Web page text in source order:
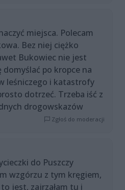
miejsca. Polecam
Bez niej ciężko
Bukowiec nie jest
domyślać po kropce na
leśniczego i katastrofy
dotrzeć. Trzeba iść z
drogowskazów
Zgłoś do moderacji
do Puszczy
wzgórzu z tym kręgiem,
jest, zajrzałam tu i